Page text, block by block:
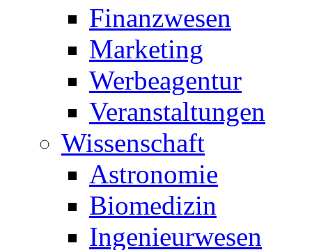
Finanzwesen
Marketing
Werbeagentur
Veranstaltungen
Wissenschaft
Astronomie
Biomedizin
Ingenieurwesen